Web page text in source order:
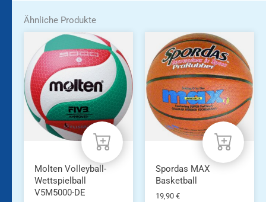
Ähnliche Produkte
Molten Volleyball-
Wettspielball
V5M5000-DE
Spordas MAX
Basketball
19,90 €